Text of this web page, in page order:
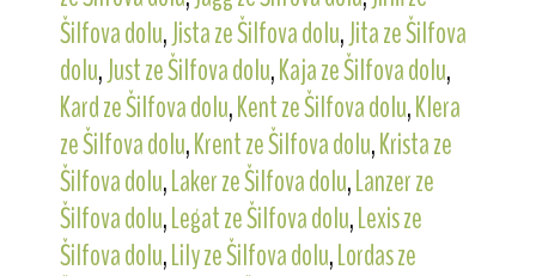
Šilfova dolu,Jista ze Šilfova dolu,Jita ze Šilfova
dolu,Just ze Šilfova dolu,Kaja ze Šilfova dolu,
Kard ze Šilfova dolu,Kent ze Šilfova dolu,Klera
ze Šilfova dolu,Krent ze Šilfova dolu,Krista ze
Šilfova dolu,Laker ze Šilfova dolu,Lanzer ze
Šilfova dolu,Legat ze Šilfova dolu,Lexis ze
Šilfova dolu,Lily ze Šilfova dolu,Lordas ze